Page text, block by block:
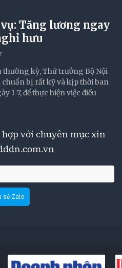
Tăng lương ngay
hưu
thường kỳ, Thứ trưởng Bộ Nội
bị rất kỹ và kịp thời ban
1-7, để thực hiện việc điều
với chuyên mục xin
sẻ Zalo